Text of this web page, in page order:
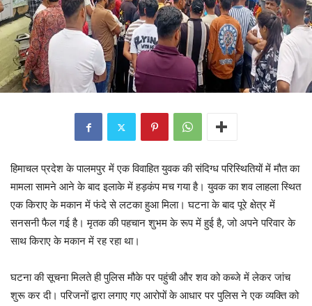
हिमाचल प्रदेश के पालमपुर में एक विवाहित युवक की संदिग्ध परिस्थितियों में मौत का
मामला सामने आने के बाद इलाके में हड़कंप मच गया है। युवक का शव लाहला स्थित
एक किराए के मकान में फंदे से लटका हुआ मिला। घटना के बाद पूरे क्षेत्र में
सनसनी फैल गई है। मृतक की पहचान शुभम के रूप में हुई है, जो अपने परिवार के
साथ किराए के मकान में रह रहा था।
घटना की सूचना मिलते ही पुलिस मौके पर पहुंची और शव को कब्जे में लेकर जांच
शुरू कर दी। परिजनों द्वारा लगाए गए आरोपों के आधार पर पुलिस ने एक व्यक्ति को